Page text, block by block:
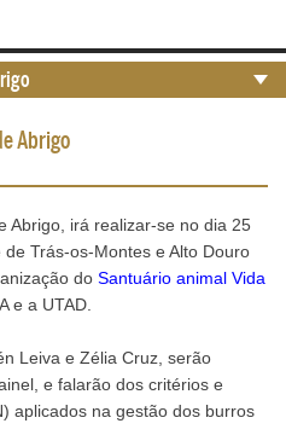
Abrigo
Abrigo, irá realizar-se no dia 25
Trás-os-Montes e Alto Douro
do Santuário animal Vida
e a UTAD.
Leiva e Zélia Cruz, serão
e falarão dos critérios e
aplicados na gestão dos burros